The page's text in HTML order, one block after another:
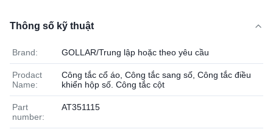
Thông số kỹ thuật
Brand: GOLLAR/Trung lập hoặc theo yêu cầu
Prodact
Name:
Công tắc cổ áo, Công tắc sang số, Công tắc điều
khiển hộp số. Công tắc cột
Part
number:
AT351115